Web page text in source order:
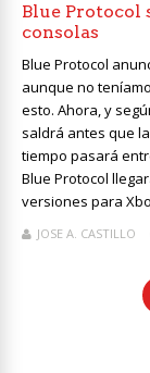
Blue Protocol
consolas
Blue Protocol
aunque no
esto. Ahora, y
saldrá antes que
tiempo pasará
Blue Protocol
versiones para
JOSE A. CASTILLO